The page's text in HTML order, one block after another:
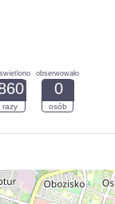
razy
obserwowało
0
osób